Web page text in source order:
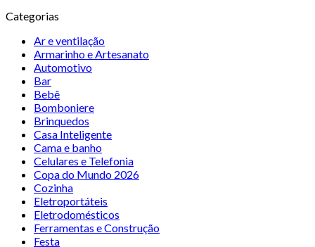
Categorias
Ar e ventilação
Armarinho e Artesanato
Automotivo
Bar
Bebê
Bomboniere
Brinquedos
Casa Inteligente
Cama e banho
Celulares e Telefonia
Copa do Mundo 2026
Cozinha
Eletroportáteis
Eletrodomésticos
Ferramentas e Construção
Festa